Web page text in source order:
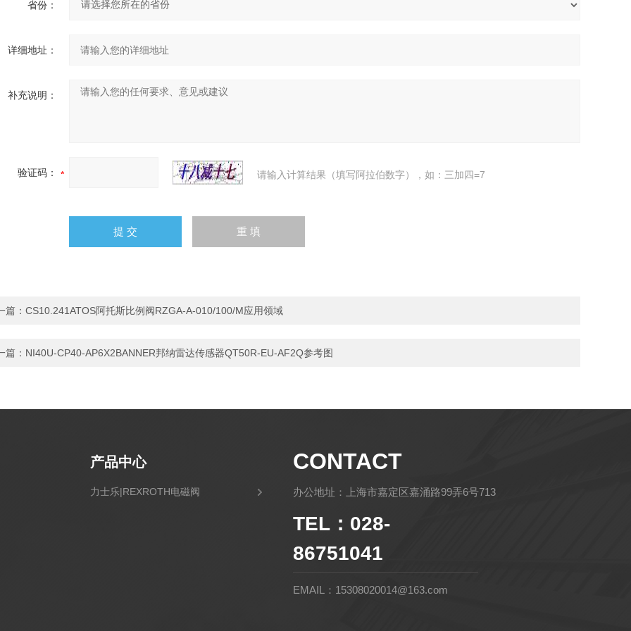
省份：
详细地址：
补充说明：
验证码： 请输入计算结果（填写阿拉伯数字），如：三加四=7
篇： CS10.241ATOS阿托斯比例阀RZGA-A-010/100/M应用领域
篇： NI40U-CP40-AP6X2BANNER邦纳雷达传感器QT50R-EU-AF2Q参考图
产品中心
力士乐|REXROTH电磁阀
CONTACT
办公地址：上海市嘉定区嘉涌路99弄6号713
TEL：028-
86751041
EMAIL：15308020014@163.com